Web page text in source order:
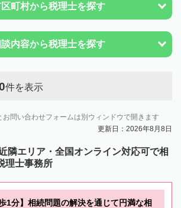
町村から税理士を探す
内容から税理士を探す
件を表示
問い合わせフォームは別ウィンドウで開きます
更新日：2026年8月8日
隣エリア・全国オンライン対応可で相
理士事務所
1分】相続問題の解決を通じて円満な相